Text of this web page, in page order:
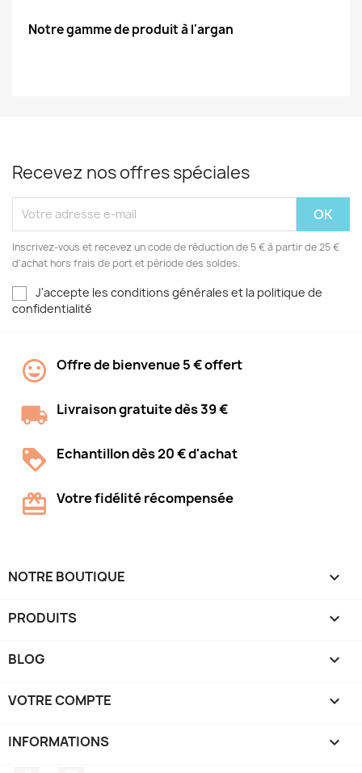
Notre gamme de produit à l'argan
Recevez nos offres spéciales
Inscrivez-vous et recevez un code de réduction de 5 € à partir de 25 €
d'achat hors frais de port et période des soldes.
J'accepte les conditions générales et la politique de
confidentialité
Offre de bienvenue 5 € offert
Livraison gratuite dès 39 €
Echantillon dès 20 € d'achat
Votre fidélité récompensée
NOTRE BOUTIQUE 
PRODUITS 
BLOG 
VOTRE COMPTE 
INFORMATIONS keyboard_arrow_down